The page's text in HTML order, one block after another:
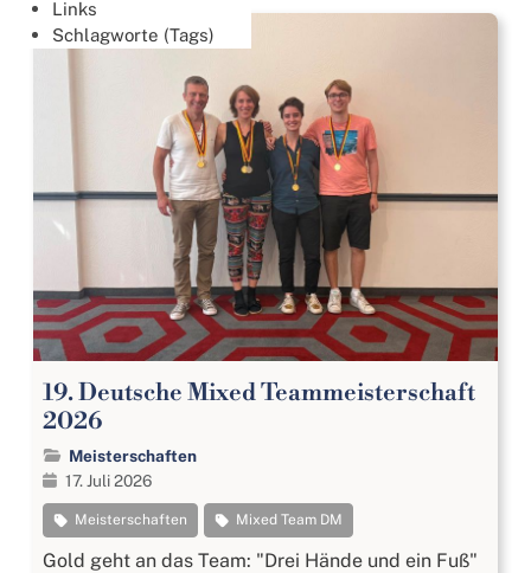
Links
Schlagworte (Tags)
19. Deutsche Mixed Teammeisterschaft
2026
Meisterschaften
17. Juli 2026
Meisterschaften Mixed Team DM
Gold geht an das Team: "Drei Hände und ein Fuß"